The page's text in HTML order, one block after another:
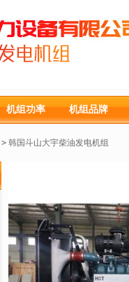
机组功率 机组品牌
> 韩国斗山大宇柴油发电机组